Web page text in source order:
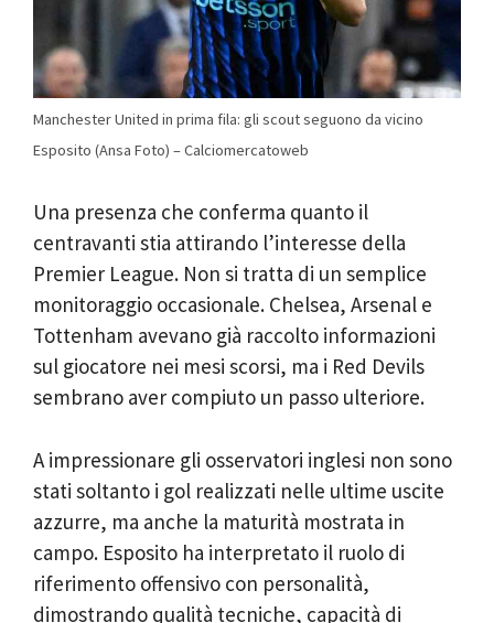
Manchester United in prima fila: gli scout seguono da vicino
Esposito (Ansa Foto) – Calciomercatoweb
Una presenza che conferma quanto il
centravanti stia attirando l’interesse della
Premier League. Non si tratta di un semplice
monitoraggio occasionale. Chelsea, Arsenal e
Tottenham avevano già raccolto informazioni
sul giocatore nei mesi scorsi, ma i Red Devils
sembrano aver compiuto un passo ulteriore.
A impressionare gli osservatori inglesi non sono
stati soltanto i gol realizzati nelle ultime uscite
azzurre, ma anche la maturità mostrata in
campo. Esposito ha interpretato il ruolo di
riferimento offensivo con personalità,
dimostrando qualità tecniche, capacità di